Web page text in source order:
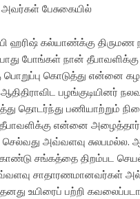
பேசுகையில்
ஹரிஷ் கல்யாண்க்கு
போங்கள் நான்
கொடுத்து என்னை
பழங்குடியினர்
தொடர்ந்து பணியாற்றும்
என்னை அழைத்தார்
அவ்வளவு சுலபமல்ல.
சங்கத்தை திறம்பட
சாதாரணமானவர்கள்
உயிரைப் பற்றி